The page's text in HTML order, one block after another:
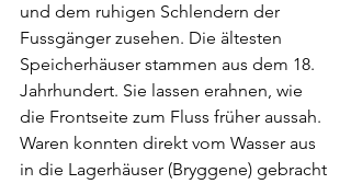
und dem ruhigen Schlendern der
Fussgänger zusehen. Die ältesten
Speicherhäuser stammen aus dem 18.
Jahrhundert. Sie lassen erahnen, wie
die Frontseite zum Fluss früher aussah.
Waren konnten direkt vom Wasser aus
in die Lagerhäuser (Bryggene) gebracht